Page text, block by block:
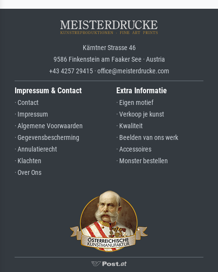
Kärntner Strasse 46
9586 Finkenstein am Faaker See · Austria
+43 4257 29415 · office@meisterdrucke.com
Impressum & Contact
· Contact
· Impressum
· Algemene Voorwaarden
· Gegevensbescherming
· Annulatierecht
· Klachten
· Over Ons
Extra Informatie
· Eigen motief
· Verkoop je kunst
· Kwaliteit
· Beelden van ons werk
· Accessoires
· Monster bestellen